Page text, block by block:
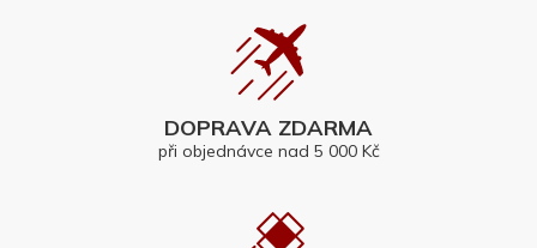
DOPRAVA ZDARMA
při objednávce nad 5 000 Kč